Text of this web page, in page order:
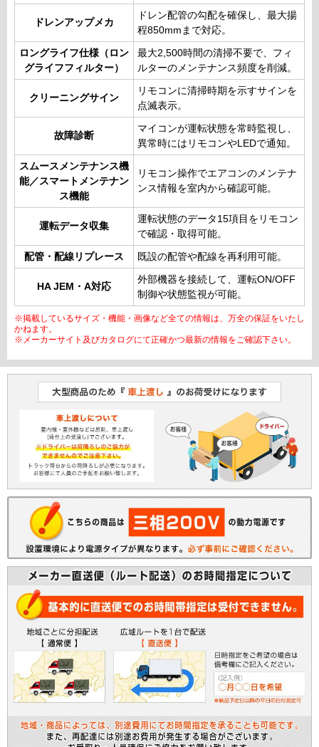
ドレンアップメカ
ドレン配管の勾配を確保し、最大揚
程850mmまで対応。
ロングライフ仕様（ロン
グライフフィルター）
最大2,500時間の清掃不要で、フィ
ルターのメンテナンス頻度を削減。
クリーニングサイン
リモコンに清掃時期を示すサインを
点滅表示。
故障診断
マイコンが運転状態を常時監視し、
異常時にはリモコンやLEDで通知。
スムースメンテナンス機
能／スマートメンテナン
ス機能
リモコン操作でエアコンのメンテナ
ンス情報を室内から確認可能。
運転データ収集
運転状態のデータ15項目をリモコン
で確認・取得可能。
配管・配線リプレース 既設の配管や配線を再利用可能。
HA JEM・A対応
外部機器を接続して、運転ON/OFF
制御や状態監視が可能。
※掲載しているサイズ・機能・画像など全ての情報は、万全の保証をいたし
かねます。
※メーカーサイト及びカタログにて正確かつ最新の情報をご確認下さい。